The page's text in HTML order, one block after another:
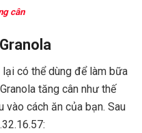
cân
có thể dùng để làm bữa
tăng cân như thế
vào cách ăn của bạn. Sau